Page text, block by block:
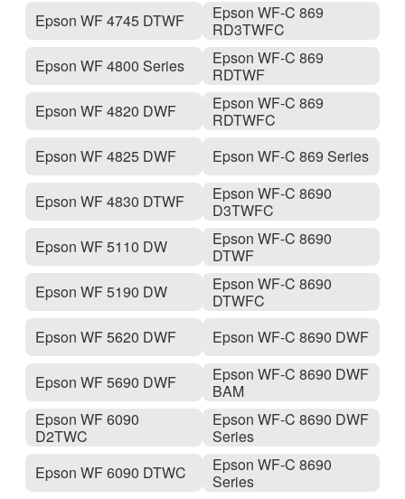
Epson WF 4745 DTWF
Epson WF 4800 Series
Epson WF 4820 DWF
Epson WF 4825 DWF
Epson WF 4830 DTWF
Epson WF 5110 DW
Epson WF 5190 DW
Epson WF 5620 DWF
Epson WF 5690 DWF
Epson WF 6090
D2TWC
Epson WF 6090 DTWC
Epson WF-C 869
RD3TWFC
Epson WF-C 869
RDTWF
Epson WF-C 869
RDTWFC
Epson WF-C 869 Series
Epson WF-C 8690
D3TWFC
Epson WF-C 8690
DTWF
Epson WF-C 8690
DTWFC
Epson WF-C 8690 DWF
Epson WF-C 8690 DWF
BAM
Epson WF-C 8690 DWF
Series
Epson WF-C 8690
Series